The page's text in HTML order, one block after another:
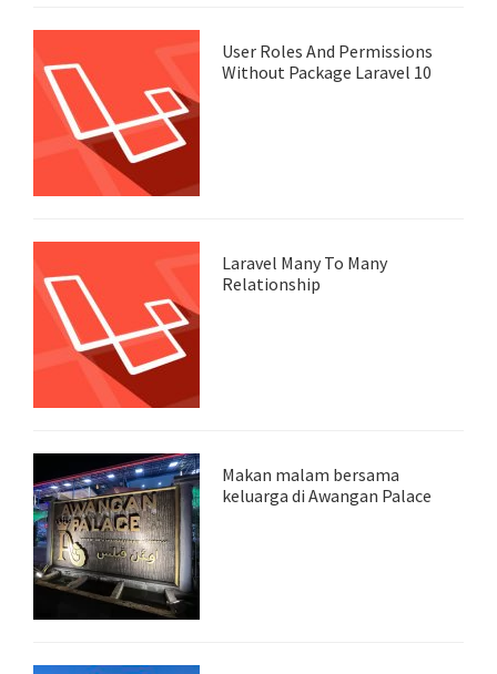
User Roles And Permissions
Without Package Laravel 10
Laravel Many To Many
Relationship
Makan malam bersama
keluarga di Awangan Palace